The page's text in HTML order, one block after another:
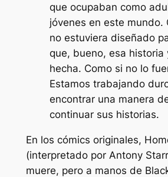
que ocupaban como
jóvenes en este mundo.
no estuviera diseñado
que, bueno, esa historia
hecha. Como si no lo
Estamos trabajando
encontrar una manera
continuar sus historias.
En los cómics originales,
(interpretado por Antony
muere, pero a manos de